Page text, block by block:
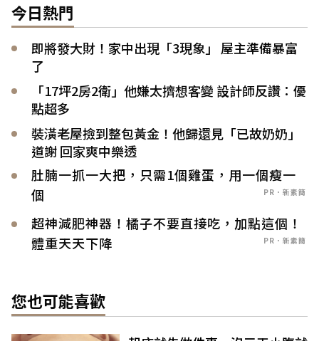
今日熱門
即將發大財！家中出現「3現象」 屋主準備暴富
了
「17坪2房2衛」他嫌太擠想客變 設計師反讚：優
點超多
裝潢老屋撿到整包黃金！他歸還見「已故奶奶」
道謝 回家爽中樂透
肚腩一抓一大把，只需1個雞蛋，用一個瘦一
個
PR．新素簡
超神減肥神器！橘子不要直接吃，加點這個！
體重天天下降
PR．新素簡
您也可能喜歡